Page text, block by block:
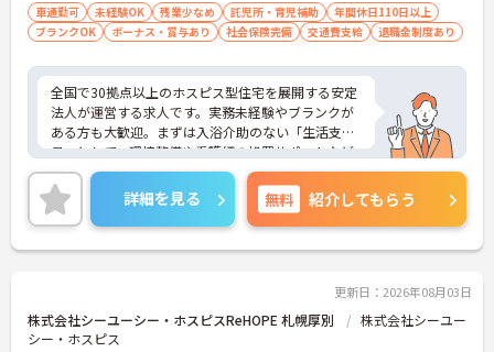
車通勤可 未経験OK 残業少なめ 託児所・育児補助
年間休日110日以上
ブランクOK
ボーナス・賞与あり 社会保険完備 交通費支給 退職金制度あり
全国で30拠点以上のホスピス型住宅を展開する安定
法人が運営する求人です。実務未経験やブランクが
ある方も大歓迎。まずは入浴介助のない「生活支援
員」として、環境整備や看護師の処置サポートなど
の業務からスタートし、無理なくホスピスケアの経
験を積むことができ、ゆくゆくは訪問介護員へステ
ップアップすることも可能です。残業は全社平均残
業月5時間程度と少なく、連続休暇の取得で支援金
が支給される独自の制度や、自由診療の割引が受け
で、24時間連携の訪問診療医もいるため、医療依存
度の高い方へのケアもチームで安心して取り組める
環境です。
詳細を見る 無料 紹介してもらう
更新日：2026年08月03日
株式会社シーユーシー・ホスピスReHOPE 札幌厚別
株式会社シーユー
シー・ホスピス